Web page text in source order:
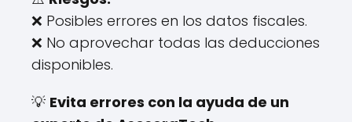
❌ Posibles errores en los datos fiscales.
❌ No aprovechar todas las deducciones
disponibles.
💡 Evita errores con la ayuda de un